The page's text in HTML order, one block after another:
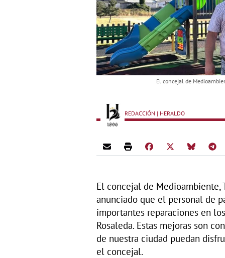
El concejal de
REDACCIÓN | HERALDO
El concejal de Medioambiente,
anunciado que el personal de
importantes reparaciones en
Rosaleda. Estas mejoras son
de nuestra ciudad puedan
el concejal.